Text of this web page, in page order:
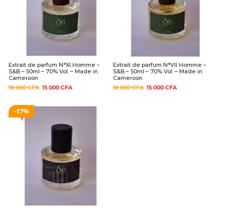
Extrait de parfum N°XI Homme –
S&B – 50ml – 70% Vol. – Made in
Cameroon
18 000CFA 15 000 CFA
Extrait de parfum N°VII Homme –
S&B – 50ml – 70% Vol. – Made in
Cameroon
18 000CFA 15 000 CFA
17%